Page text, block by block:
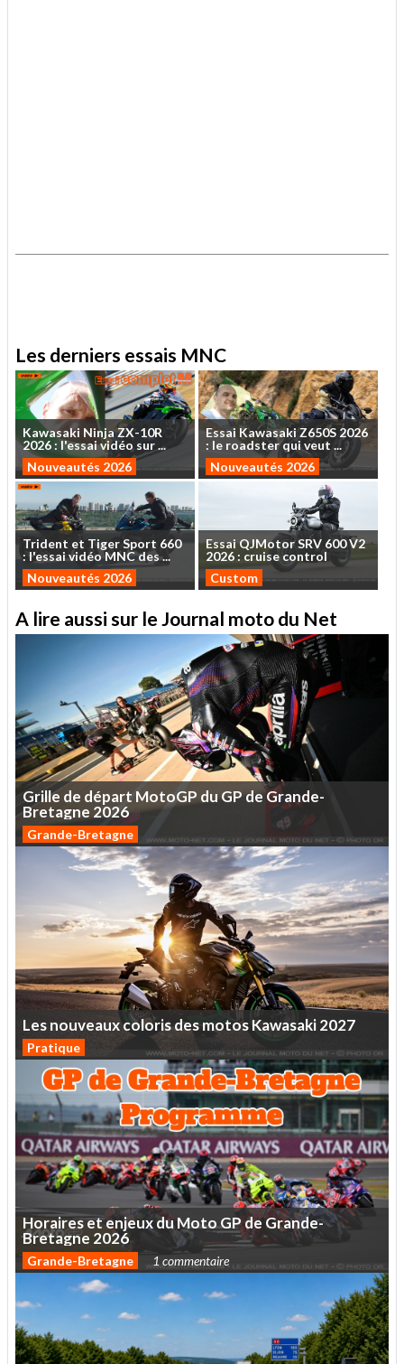
Les derniers essais MNC
Kawasaki NinjaZX-10R
2026: l'essaividéo sur...
Nouveautés 2026
Essai KawasakiZ650S 2026
: le roadsterquiveut ...
Nouveautés 2026
Trident et TigerSport 660
: l'essaividéoMNCdes...
Nouveautés 2026
EssaiQJMotorSRV 600V2
2026 : cruise control
Custom
A lire aussi sur le Journal moto du Net
Grille de départ MotoGP duGPdeGrande-
Bretagne 2026
Grande-Bretagne
LesnouveauxcolorisdesmotosKawasaki2027
Pratique
HorairesetenjeuxduMotoGPdeGrande-
Bretagne 2026
Grande-Bretagne 1 commentaire